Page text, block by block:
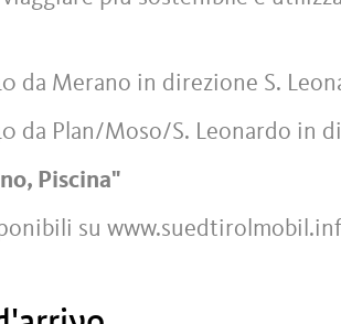
da Merano in direzione S.
da Plan/Moso/S. Leonardo in
Piscina"
su